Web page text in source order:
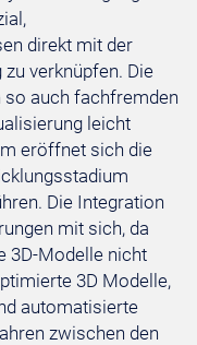
direkt mit der
verknüpfen. Die
so auch fachfremden
leicht
eröffnet sich die
Die Integration
mit sich, da
3D-Modelle nicht
3D Modelle,
automatisierte
zwischen den